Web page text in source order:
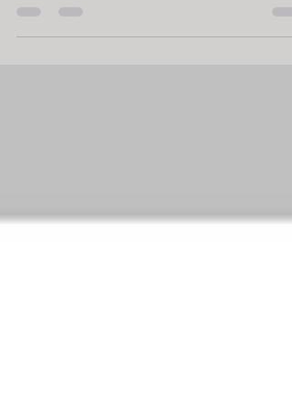
#MarceloManhães